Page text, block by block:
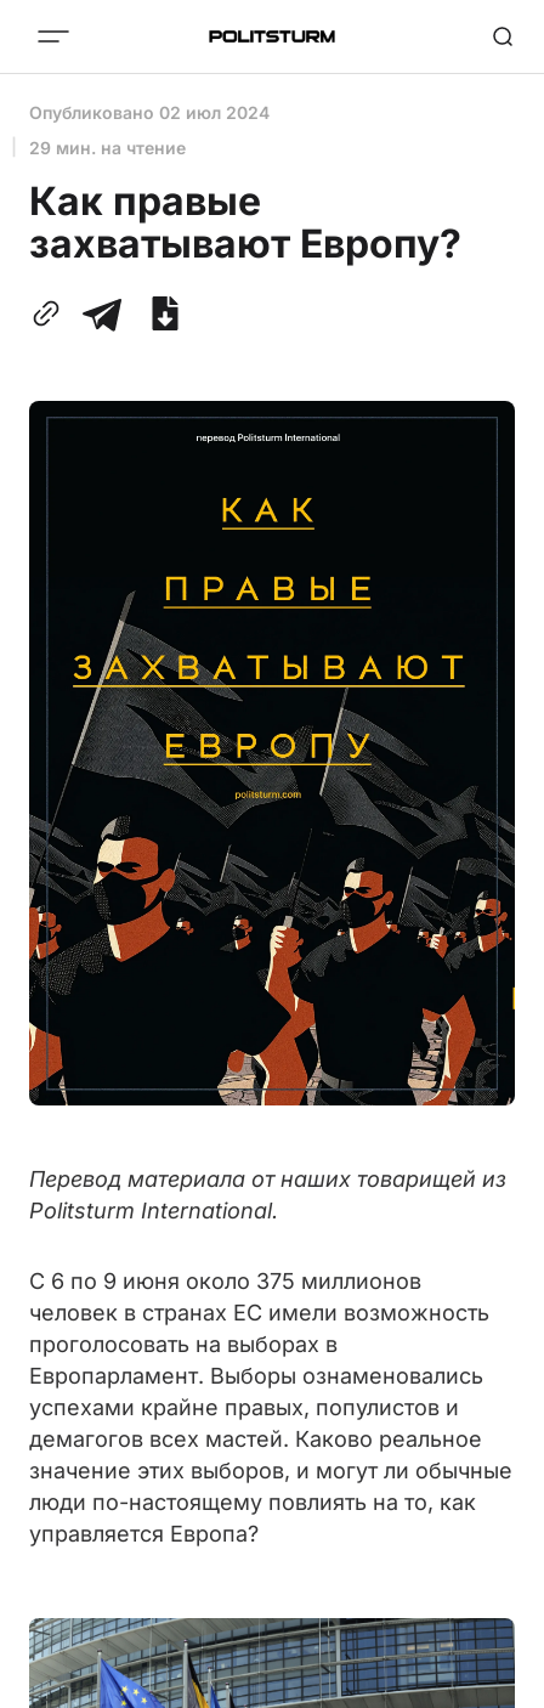
Опубликовано 02 июл 2024
29 мин. на чтение
Как правые
захватывают Европу?
Перевод материала от наших товарищей из
Politsturm International.
С 6 по 9 июня около 375 миллионов
человек в странах ЕС имели возможность
проголосовать на выборах в
Европарламент. Выборы ознаменовались
успехами крайне правых, популистов и
демагогов всех мастей. Каково реальное
значение этих выборов, и могут ли обычные
люди по-настоящему повлиять на то, как
управляется Европа?